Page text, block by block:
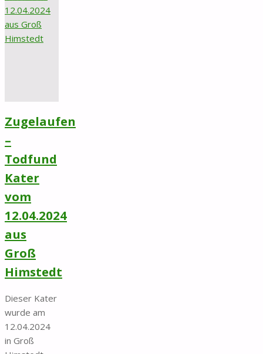
Zugelaufen
–
Todfund
Kater
vom
12.04.2024
aus
Groß
Himstedt
Dieser Kater
wurde am
12.04.2024
in Groß